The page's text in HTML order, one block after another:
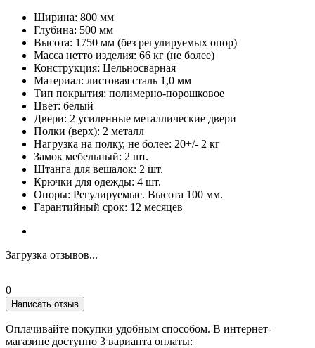
Ширина: 800 мм
Глубина: 500 мм
Высота: 1750 мм (без регулируемых опор)
Масса нетто изделия: 66 кг (не более)
Конструкция: Цельносварная
Материал: листовая сталь 1,0 мм
Тип покрытия: полимерно-порошковое
Цвет: белый
Двери: 2 усиленные металлические двери
Полки (верх): 2 металл
Нагрузка на полку, не более: 20+/- 2 кг
Замок мебельный: 2 шт.
Штанга для вешалок: 2 шт.
Крючки для одежды: 4 шт.
Опоры: Регулируемые. Высота 100 мм.
Гарантийный срок: 12 месяцев
Загрузка отзывов...
0
Написать отзыв
Оплачивайте покупки удобным способом. В интернет-
магазине доступно 3 варианта оплаты: